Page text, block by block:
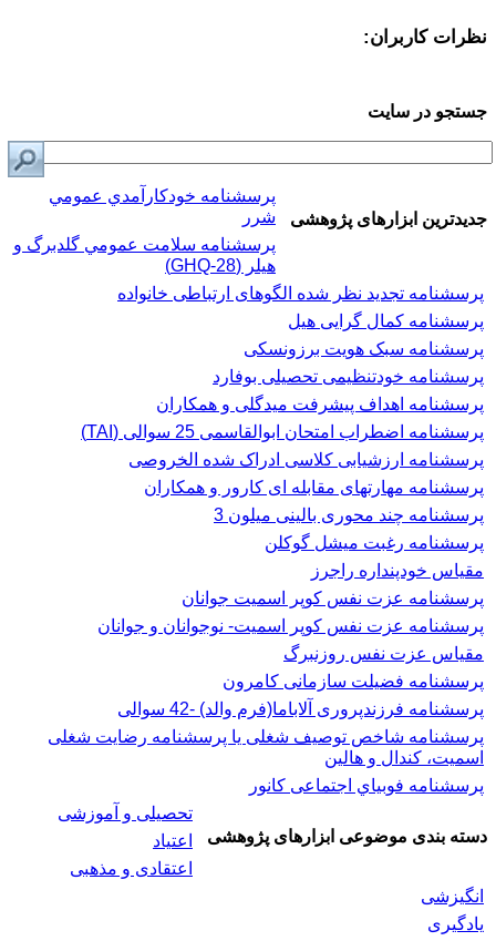
نظرات کاربران:
جستجو در سایت
جدیدترین ابزارهای پژوهشی
پرسشنامه خودكارآمدي عمومي
شرر
پرسشنامه سلامت عمومي گلدبرگ و
هیلر (GHQ-28)
پرسشنامه تجدید نظر شده الگوهای ارتباطی خانواده
پرسشنامه کمال گرایی هیل
پرسشنامه سبک هویت برزونسکی
پرسشنامه خودتنظیمی تحصیلی بوفارد
پرسشنامه اهداف پیشرفت میدگلی و همکاران
پرسشنامه اضطراب امتحان ابوالقاسمی 25 سوالی (TAI)
پرسشنامه ارزشیابی کلاسی ادراک شده الخروصی
پرسشنامه مهارتهای مقابله ای کارور و همکاران
پرسشنامه چند محوری بالینی میلون 3
پرسشنامه رغبت ميشل گوكلن
مقیاس خودپنداره راجرز
پرسشنامه عزت نفس كوپر اسميت جوانان
پرسشنامه عزت نفس کوپر اسمیت- نوجوانان و جوانان
مقیاس عزت نفس روزنبرگ
پرسشنامه فضیلت سازمانی کامرون
پرسشنامه فرزندپروری آلاباما(فرم والد) -42 سوالی
پرسشنامه شاخص توصیف شغلی یا پرسشنامه رضایت شغلی
اسميت، كندال و هالين
پرسشنامه فوبياي اجتماعی کانور
دسته بندی موضوعی ابزارهای پژوهشی
تحصیلی و آموزشی
اعتیاد
اعتقادی و مذهبی
انگیزشی
یادگیری